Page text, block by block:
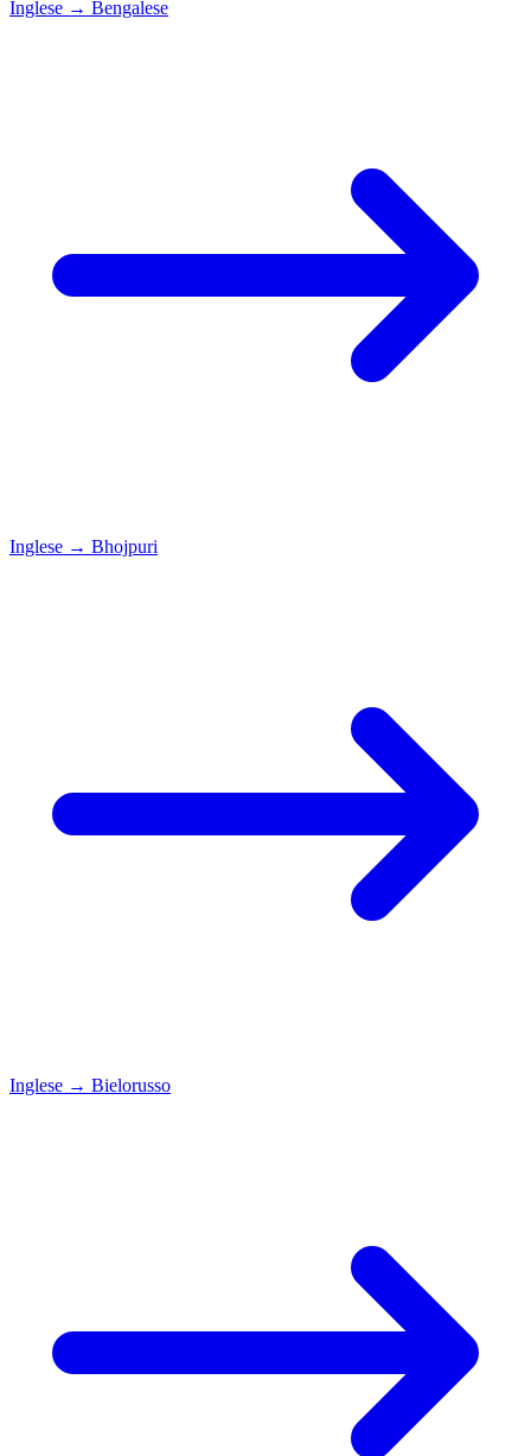
Inglese → Bengalese
Inglese → Bhojpuri
Inglese → Bielorusso